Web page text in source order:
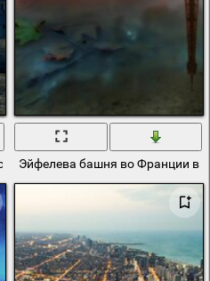
воду
Эйфелева башня во Франции в